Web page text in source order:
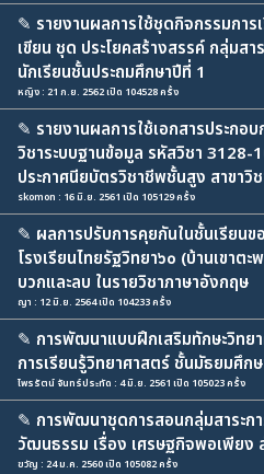
✎ รายงานผลการใช้ชุดกิจกรรมการ
เขียน ชุด ประโยคสร้างสรรค์ กลุ่มสา
นักเรียนชั้นประถมศึกษาปีที่ 1
หญิง : 21 ก.ย. 2562 เปิด 104528 ครั้ง
✎ รายงานผลการใช้เอกสารประกอ
วิชาระบบฐานข้อมูล รหัสวิชา 3128-
ประกาศนียบัตรวิชาชีพชั้นสูง สาขาวิช
skomon : 16 มิ.ย. 2561 เปิด 105129 ครั้ง
✎ ผลการปรับการคุยกันในชั้นเรียน
โรงเรียนไทยรัฐวิทยา๖๐ (บ้านเขาต
บวกและลบ ในรายวิชาภาษาอังกฤษ
ญา : 12 มิ.ย. 2564 เปิด 104233 ครั้ง
✎ การพัฒนาแบบฝึกเสริมทักษะวิทย
การเรียนรู้วิทยาศาสตร์ ชั้นมัธยมศึก
ไพรรัตน์ จันทร์ประทัด : 4 มิ.ย. 2561 เปิด 105023 ครั้ง
✎ การพัฒนาชุดการสอนกลุ่มสาระก
วัฒนธรรม เรื่อง เศรษฐกิจพอเพียง
ขวัญ : 24 ม.ค. 2560 เปิด 105082 ครั้ง